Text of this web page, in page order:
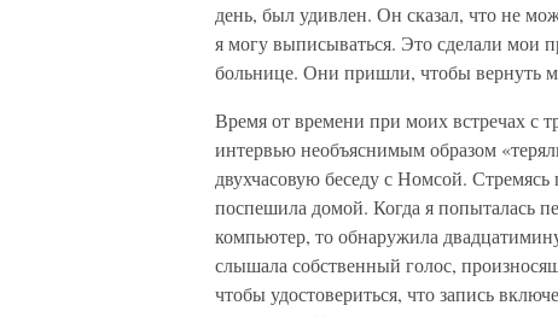
день, был удивлен. Он сказал, что не
я могу выписываться. Это сделали мои
больнице. Они пришли, чтобы вернуть
Время от времени при моих встречах с
интервью необъяснимым образом
двухчасовую беседу с Номсой.
поспешила домой. Когда я попыталась
компьютер, то обнаружила
слышала собственный голос,
чтобы удостовериться, что запись